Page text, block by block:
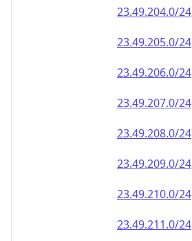
23.49.210.0/24
23.49.211.0/24
23.49.212.0/24
23.49.213.0/24
23.49.214.0/24
23.49.215.0/24
23.49.216.0/24
23.49.217.0/24